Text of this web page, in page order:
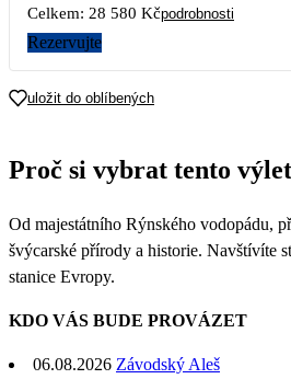
Celkem: 28 580 Kčpodrobnosti
Rezervujte
uložit do oblíbených
Proč si vybrat tento
Od majestátního Rýnského vodopádu,
švýcarské přírody a historie. Navštívíte
stanice Evropy.
KDO VÁS BUDE PROVÁZET
06.08.2026 Závodský Aleš